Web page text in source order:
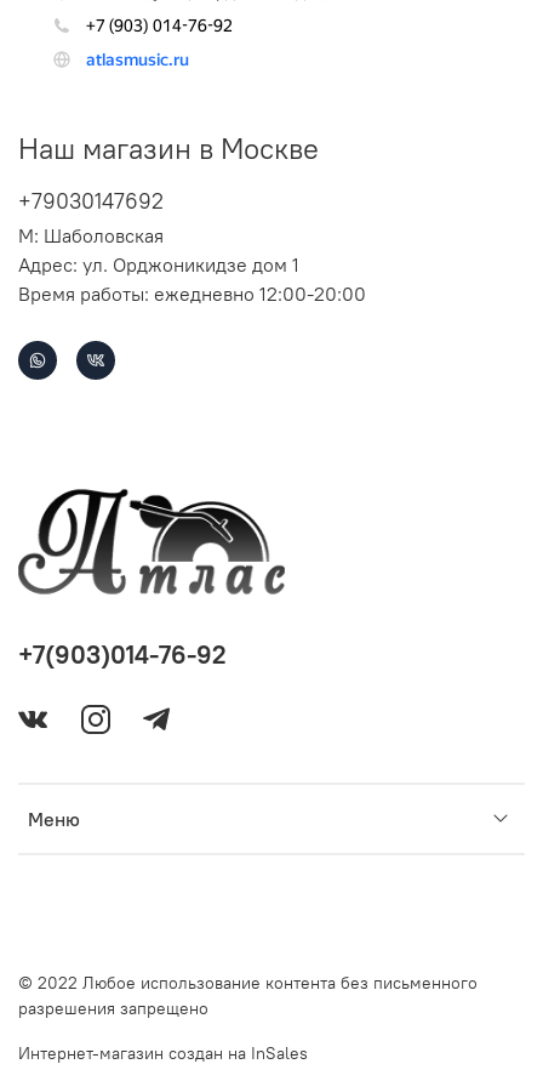
Наш магазин в Москве
+79030147692
М: Шаболовская
Адрес: ул. Орджоникидзе дом 1
Время работы: ежедневно 12:00-20:00
Меню
+7(903)014-76-92
© 2022 Любое использование контента без письменного
разрешения запрещено
Интернет-магазин создан на InSales